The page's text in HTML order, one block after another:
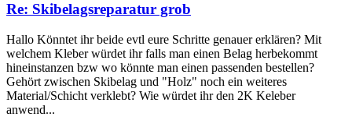
Re: Skibelagsreparatur grob
Hallo Könntet ihr beide evtl eure Schritte genauer erklären? Mit
welchem Kleber würdet ihr falls man einen Belag herbekommt
hineinstanzen bzw wo könnte man einen passenden bestellen?
Gehört zwischen Skibelag und "Holz" noch ein weiteres
Material/Schicht verklebt? Wie würdet ihr den 2K Keleber
anwend...